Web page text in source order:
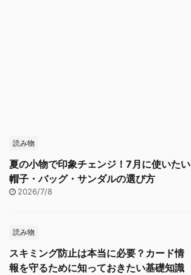
読み物
夏の小物で印象チェンジ！7月に使いたい
帽子・バッグ・サンダルの選び方
2026/7/8
読み物
スキミング防止は本当に必要？カード情
報を守るために知っておきたい基礎知識